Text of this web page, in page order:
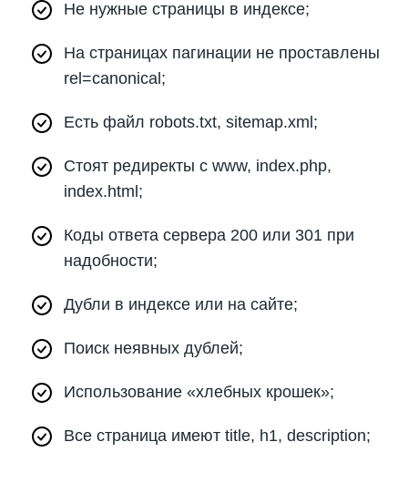
Не нужные страницы в индексе;
На страницах пагинации не проставлены
rel=canonical;
Есть файл robots.txt, sitemap.xml;
Стоят редиректы с www, index.php,
index.html;
Коды ответа сервера 200 или 301 при
надобности;
Дубли в индексе или на сайте;
Поиск неявных дублей;
Использование «хлебных крошек»;
Все страница имеют title, h1, description;